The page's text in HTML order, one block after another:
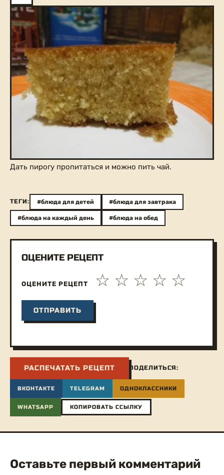
Дать пирогу пропитаться и можно пить чай.
ТЕГИ: #блюда для детей #блюда для завтрака
#блюда на каждый день #блюда на обед
ОЦЕНИТЕ РЕЦЕПТ
ОЦЕНИТЕ РЕЦЕПТ
РАСПЕЧАТАТЬ РЕЦЕПТ ПОДЕЛИТЬСЯ:
ВКОНТАКТЕ TELEGRAM ОДНОКЛАССНИКИ
WHATSAPP КОПИРОВАТЬ ССЫЛКУ
Оставьте первый комментарий